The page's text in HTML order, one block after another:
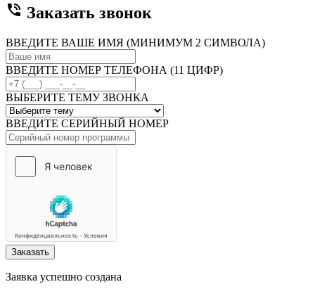
phone_in_talk Заказать звонок
ВВЕДИТЕ ВАШЕ ИМЯ (МИНИМУМ 2 СИМВОЛА)
ВВЕДИТЕ НОМЕР ТЕЛЕФОНА (11 ЦИФР)
ВЫБЕРИТЕ ТЕМУ ЗВОНКА
ВВЕДИТЕ СЕРИЙНЫЙ НОМЕР
Заказать
Заявка успешно создана